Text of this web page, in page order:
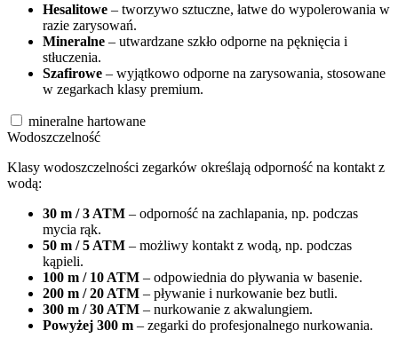
Hesalitowe – tworzywo sztuczne, łatwe do wypolerowania w
razie zarysowań.
Mineralne – utwardzane szkło odporne na pęknięcia i
stłuczenia.
Szafirowe – wyjątkowo odporne na zarysowania, stosowane
w zegarkach klasy premium.
mineralne hartowane
Wodoszczelność
Klasy wodoszczelności zegarków określają odporność na kontakt z
wodą:
30 m / 3 ATM – odporność na zachlapania, np. podczas
mycia rąk.
50 m / 5 ATM – możliwy kontakt z wodą, np. podczas
kąpieli.
100 m / 10 ATM – odpowiednia do pływania w basenie.
200 m / 20 ATM – pływanie i nurkowanie bez butli.
300 m / 30 ATM – nurkowanie z akwalungiem.
Powyżej 300 m – zegarki do profesjonalnego nurkowania.